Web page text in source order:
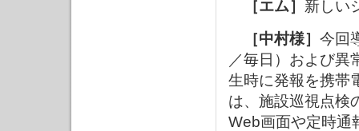
［エム］ 新しい
［中村様］ 今回
／毎日）および異
生時に発報を携帯
は、施設巡視点検
Web画面や定時通